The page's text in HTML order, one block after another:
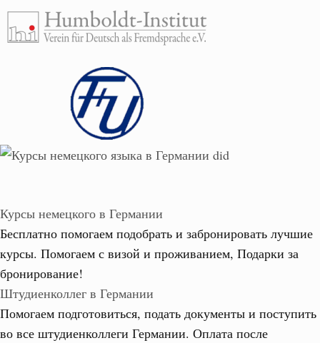
Курсы немецкого в Германии
Бесплатно помогаем подобрать и забронировать лучшие
курсы. Помогаем с визой и проживанием, Подарки за
бронирование!
Штудиенколлег в Германии
Помогаем подготовиться, подать документы и поступить
во все штудиенколлеги Германии. Оплата после